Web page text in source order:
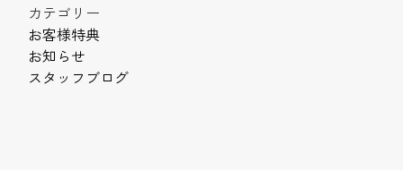
カテゴリー
お客様特典
お知らせ
スタッフブログ